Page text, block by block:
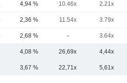
4,94 % 10.46x 2.21x
2,36 % 11.54x 3.79x
2,68 % - 3.64x
4,08 % 26,69x 4,44x
3,67 % 22,71x 5,61x